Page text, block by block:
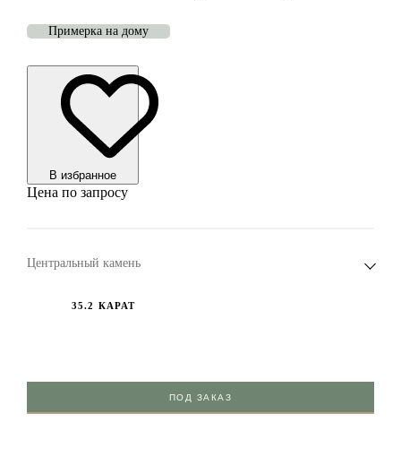
Примерка на дому
В избранноe
Цена по запросу
Центральный камень
35.2 КАРАТ
ПОД ЗАКАЗ